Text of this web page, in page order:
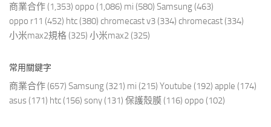
商業合作 (1,353) oppo (1,086) mi (580) Samsung (463)
oppo r11 (452) htc (380) chromecast v3 (334) chromecast (334)
小米max2規格 (325) 小米max2 (325)
常用關鍵字
商業合作 (657) Samsung (321) mi (215) Youtube (192) apple (174)
asus (171) htc (156) sony (131) 保護殼膜 (116) oppo (102)